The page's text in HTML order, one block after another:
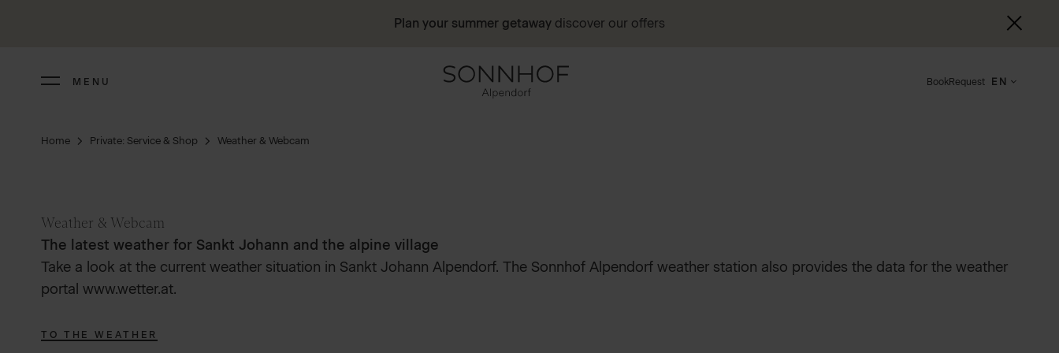
Plan your summer getaway discover our offers
MENU BookRequest EN
Home Private: Service & Shop Weather & Webcam
Weather & Webcam
The latest weather for Sankt Johann and the alpine village
Take a look at the current weather situation in Sankt Johann Alpendorf. The Sonnhof Alpendorf weather station also provides the data for the weather
portal www.wetter.at.
TO THE WEATHER